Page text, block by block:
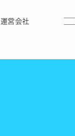
運営会社